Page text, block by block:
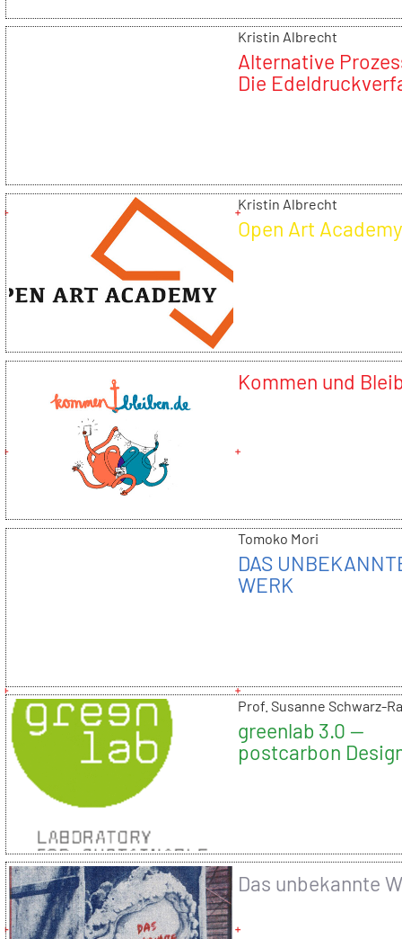
Kristin Albrecht
Alternative
Die
Kristin Albrecht
Open Art
Kommen und
Tomoko Mori
DAS
WERK
Prof. Susanne Schwarz-
greenlab 3.0 —
postcarbon
Das unbekannte